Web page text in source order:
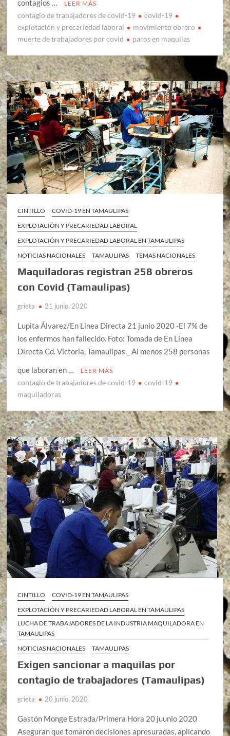
contagios …
LEER MÁS
contagio de trabajadores de covid-19
covid-19
explotación y precariedad laboral
movimiento obrero
muerte de trabajadores por covid
paros en maquilas
CINTILLO
COVID-19 EN TAMAULIPAS
EXPLOTACIÓN Y PRECARIEDAD LABORAL
EXPLOTACIÓN Y PRECARIEDAD LABORAL EN TAMAULIPAS
NOTICIAS NACIONALES
TAMAULIPAS TEMAS NACIONALES
Maquiladoras registran 258 obreros
con Covid (Tamaulipas)
grieta 21 junio, 2020
Lupita Álvarez/En Línea Directa 21 junio 2020 -El 7% de
los enfermos han fallecido. Foto: Tomada de En Línea
Directa Cd. Victoria, Tamaulipas._ Al menos 258 personas
que laboran en …
LEER MÁS
contagio de trabajadores de covid-19
covid-19
maquiladoras
CINTILLO
COVID-19 EN TAMAULIPAS
EXPLOTACIÓN Y PRECARIEDAD LABORAL EN TAMAULIPAS
LUCHA DE TRABAJADORES DE LA INDUSTRIA MAQUILADORA EN
TAMAULIPAS
NOTICIAS NACIONALES
TAMAULIPAS
Exigen sancionar a maquilas por
contagio de trabajadores (Tamaulipas)
grieta 20 junio, 2020
Gastón Monge Estrada/Primera Hora 20 juunio 2020
Aseguran que tomaron decisiones apresuradas, aplicando